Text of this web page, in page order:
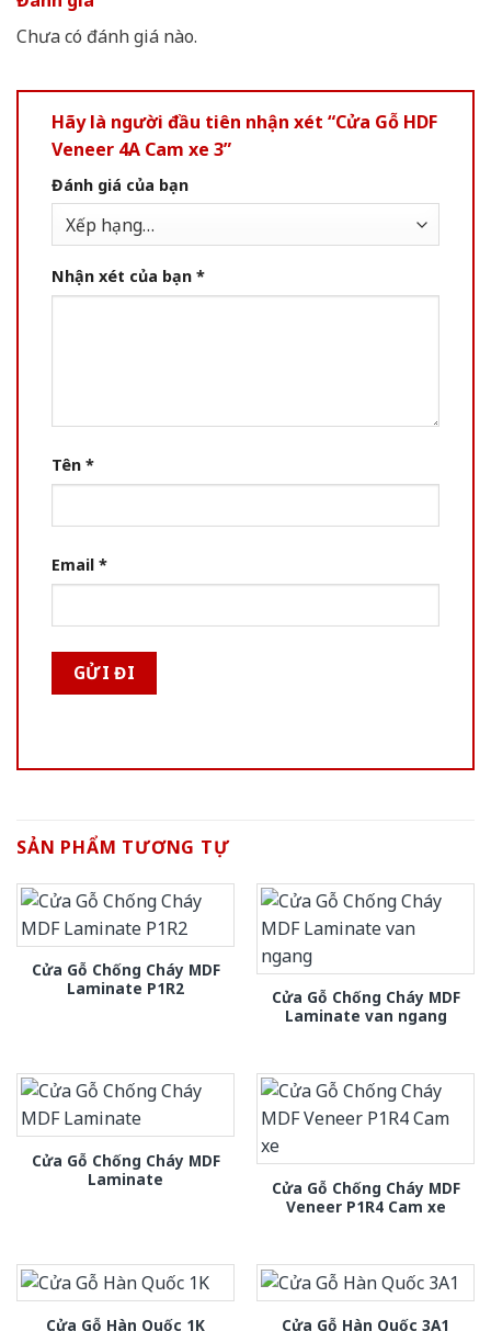
Chưa có đánh giá nào.
Hãy là người đầu tiên nhận xét “Cửa Gỗ HDF
Veneer 4A Cam xe 3”
Đánh giá của bạn
Nhận xét của bạn *
Tên *
Email *
SẢN PHẨM TƯƠNG TỰ
Cửa Gỗ Chống Cháy MDF
Laminate P1R2
Cửa Gỗ Chống Cháy MDF
Laminate van ngang
Cửa Gỗ Chống Cháy MDF
Laminate
Cửa Gỗ Chống Cháy MDF
Veneer P1R4 Cam xe
Cửa Gỗ Hàn Quốc 1K Cửa Gỗ Hàn Quốc 3A1